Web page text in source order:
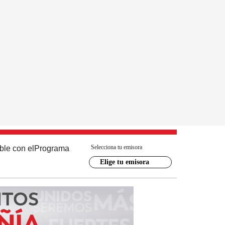
con el Programa Selecciona tu emisora
Elige tu emisora